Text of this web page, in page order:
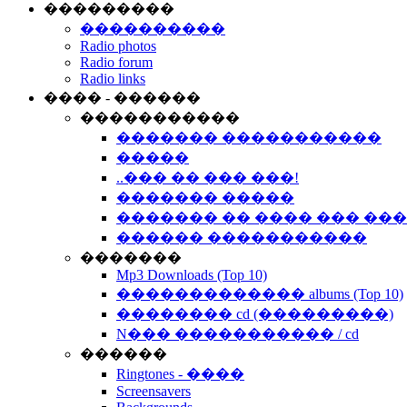
���������
����������
Radio photos
Radio forum
Radio links
���� - ������
�����������
������� �����������
�����
..��� �� ��� ���!
������� �����
������� �� ���� ���
������ �����������
�������
Mp3 Downloads (Top 10)
������������� albums (Top 10)
�������� cd (���������)
N��� ����������� / cd
������
Ringtones - ����
Screensavers